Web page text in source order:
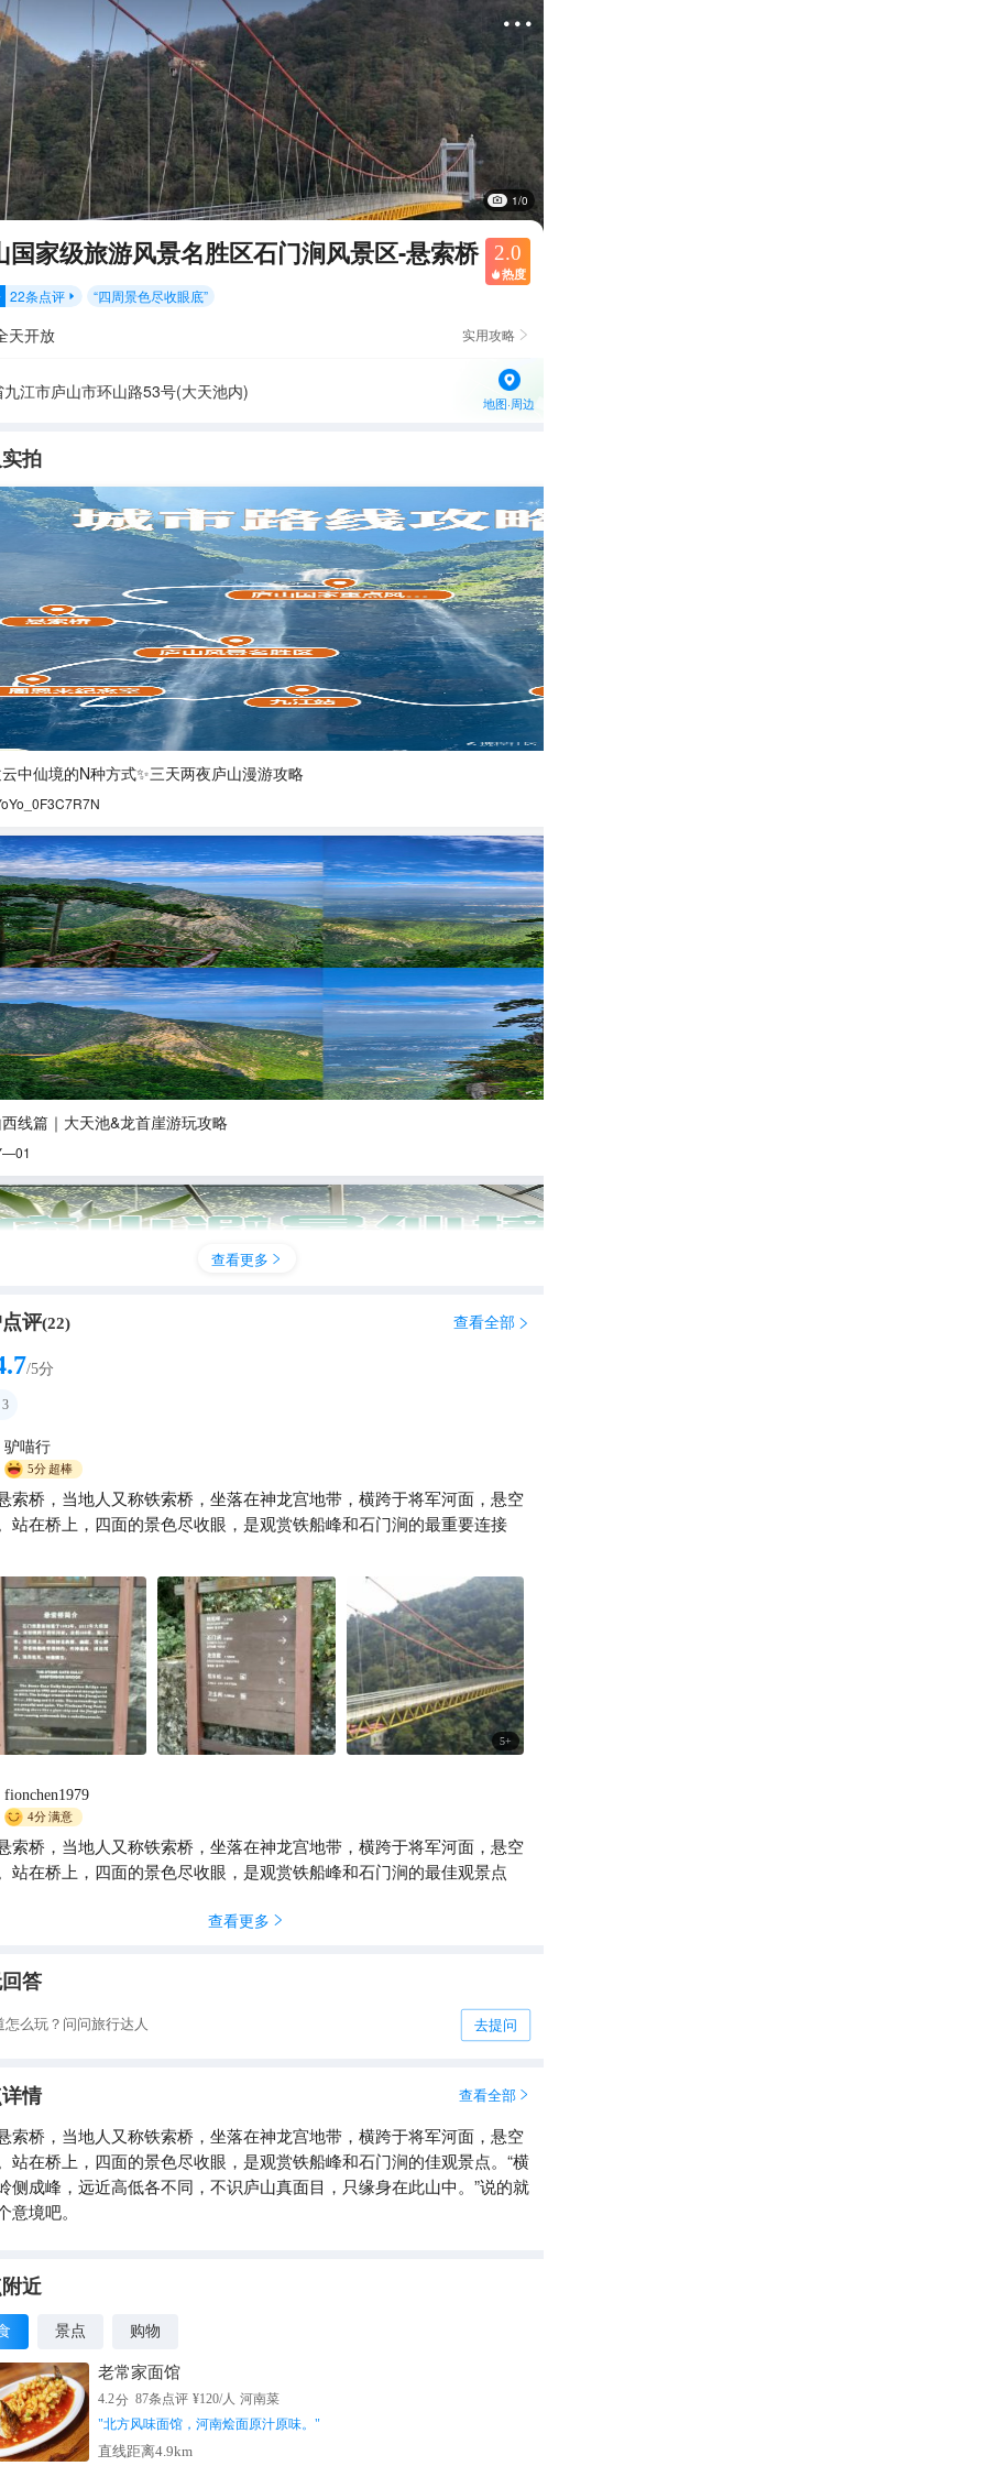

1/0
国家级旅游风景名胜区石门涧风景区-悬索桥 2.0
 热度
22条点评  “四周景色尽收眼底”
天开放 实用攻略 
江市庐山市环山路53号(大天池内)
地图·周边
拍
中仙境的N种方式✨三天两夜庐山漫游攻略
线篇｜大天池&龙首崖游玩攻略
暑仙境攻略🌟
查看更多 
评(22) 查看全部 
/5分
3
驴喵行
5分超棒
索桥，当地人又称铁索桥，坐落在神龙宫地带，横跨于将军河面，悬空
站在桥上，四面的景色尽收眼，是观赏铁船峰和石门涧的最重要连接
5+
fionchen1979
4分满意
索桥，当地人又称铁索桥，坐落在神龙宫地带，横跨于将军河面，悬空
站在桥上，四面的景色尽收眼，是观赏铁船峰和石门涧的最佳观景点
查看更多 
答
怎么玩？问问旅行达人 去提问
情 查看全部 
索桥，当地人又称铁索桥，坐落在神龙宫地带，横跨于将军河面，悬空
站在桥上，四面的景色尽收眼，是观赏铁船峰和石门涧的佳观景点。“横
侧成峰，远近高低各不同，不识庐山真面目，只缘身在此山中。”说的就
意境吧。
近
景点 购物
老常家面馆
4.2分 87条点评 ¥120/人 河南菜
"北方风味面馆，河南烩面原汁原味。 "
直线距离4.9km